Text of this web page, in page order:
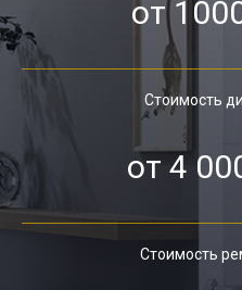
от
Стоимость
от 4
Стоимость